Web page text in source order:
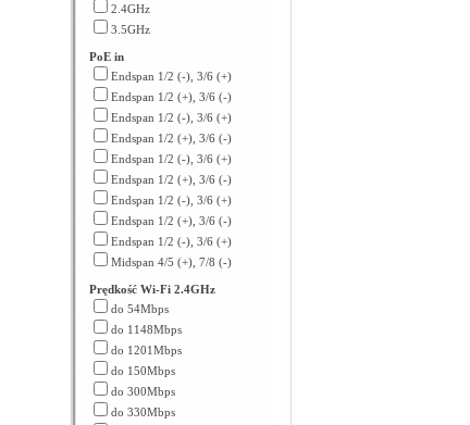
2.4GHz
3.5GHz
PoE in
Endspan 1/2 (-), 3/6 (+)
Endspan 1/2 (+), 3/6 (-)
Endspan 1/2 (-), 3/6 (+)
Endspan 1/2 (+), 3/6 (-)
Endspan 1/2 (-), 3/6 (+)
Endspan 1/2 (+), 3/6 (-)
Endspan 1/2 (-), 3/6 (+)
Endspan 1/2 (+), 3/6 (-)
Endspan 1/2 (-), 3/6 (+)
Midspan 4/5 (+), 7/8 (-)
Prędkość Wi-Fi 2.4GHz
do 54Mbps
do 1148Mbps
do 1201Mbps
do 150Mbps
do 300Mbps
do 330Mbps